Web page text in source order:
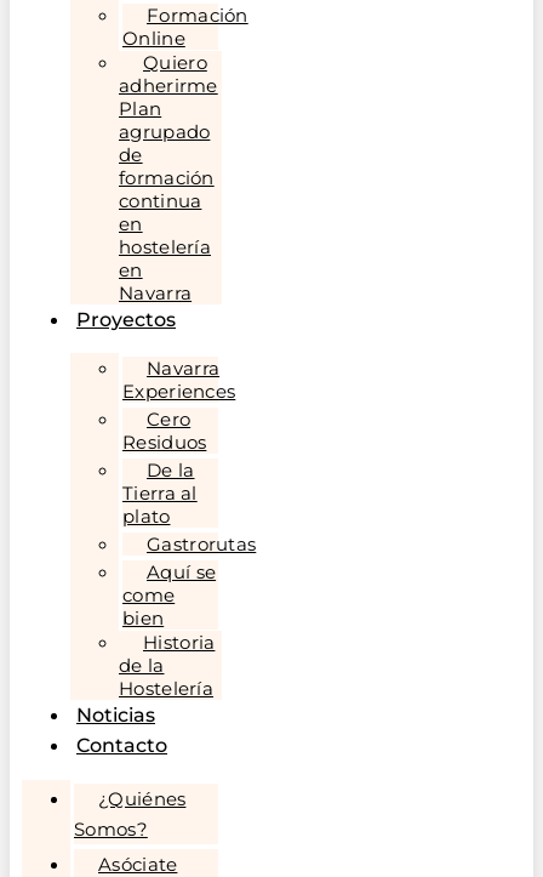
Formación
Online
Quiero
adherirme
Plan
agrupado
de
formación
continua
en
hostelería
en
Navarra
Proyectos
Navarra
Experiences
Cero
Residuos
De la
Tierra al
plato
Gastrorutas
Aquí se
come
bien
Historia
de la
Hostelería
Noticias
Contacto
¿Quiénes
Somos?
Asóciate